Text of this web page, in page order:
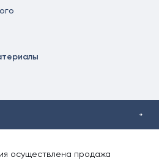
осуществлена продажа